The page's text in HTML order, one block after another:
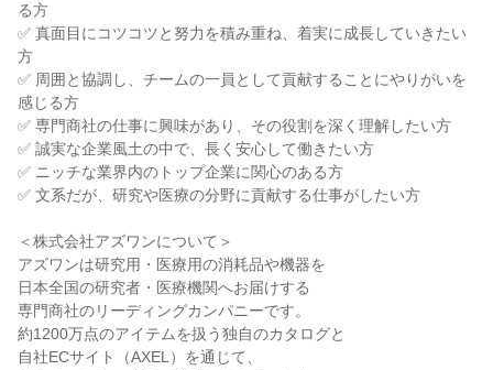
る方
✅ 真面目にコツコツと努力を積み重ね、着実に成長していきたい
方
✅ 周囲と協調し、チームの一員として貢献することにやりがいを
感じる方
✅ 専門商社の仕事に興味があり、その役割を深く理解したい方
✅ 誠実な企業風土の中で、長く安心して働きたい方
✅ ニッチな業界内のトップ企業に関心のある方
✅ 文系だが、研究や医療の分野に貢献する仕事がしたい方
＜株式会社アズワンについて＞
アズワンは研究用・医療用の消耗品や機器を
日本全国の研究者・医療機関へお届けする
専門商社のリーディングカンパニーです。
約1200万点のアイテムを扱う独自のカタログと
自社ECサイト（AXEL）を通じて、